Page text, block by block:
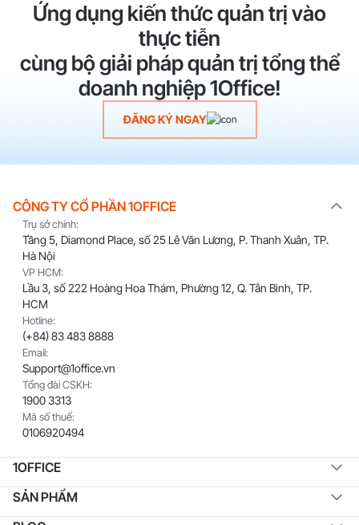
Ứng dụng kiến thức quản trị vào
thực tiễn
cùng bộ giải pháp quản trị tổng thể
doanh nghiệp 1Office!
ĐĂNG KÝ NGAY
CÔNG TY CỔ PHẦN 1OFFICE
Trụ sở chính:
Tầng 5, Diamond Place, số 25 Lê Văn Lương, P. Thanh Xuân, TP.
Hà Nội
VP HCM:
Lầu 3, số 222 Hoàng Hoa Thám, Phường 12, Q. Tân Bình, TP.
HCM
Hotline:
(+84) 83 483 8888
Email:
Support@1office.vn
Tổng đài CSKH:
1900 3313
Mã số thuế:
0106920494
1OFFICE
SẢN PHẨM